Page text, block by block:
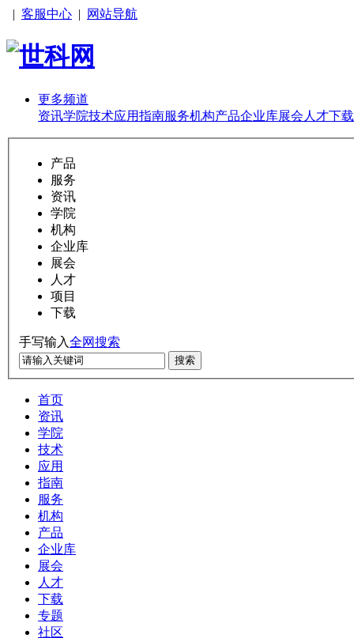
| 客服中心 | 网站导航
更多频道
资讯学院技术应用指南服务机构产品企业库展会 人才下载
产品
服务
资讯
学院
机构
企业库
展会
人才
项目
下载
手写输入全网搜索
搜索
首页
资讯
学院
技术
应用
指南
服务
机构
产品
企业库
展会
人才
下载
专题
社区